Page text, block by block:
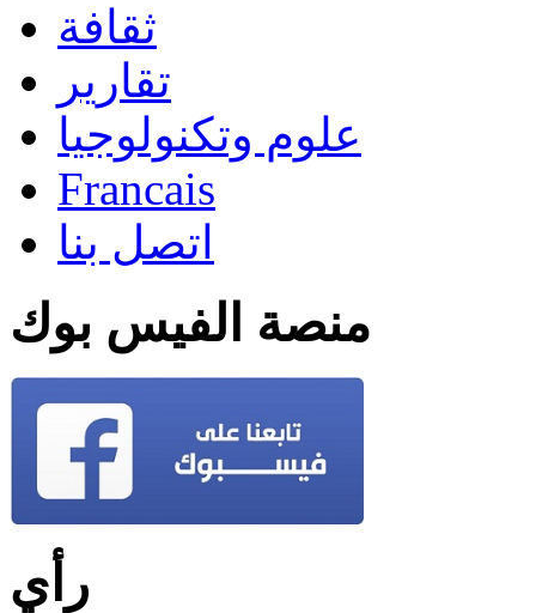
ثقافة
تقارير
علوم وتكنولوجيا
Francais
اتصل بنا
منصة الفيس بوك
رأي